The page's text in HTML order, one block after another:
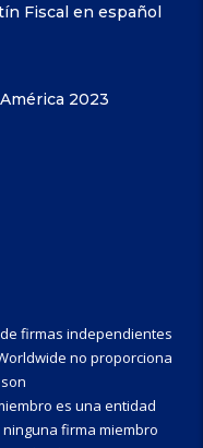
Fiscal en español
2023
firmas independientes
no proporciona
es una entidad
ninguna firma miembro